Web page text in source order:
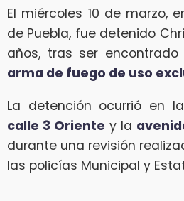
El miércoles 10 de marzo,
de Puebla, fue detenido
años, tras ser
arma de fuego de uso
La detención ocurrió en
calle 3 Oriente y la
durante una revisión
las policías Municipal y